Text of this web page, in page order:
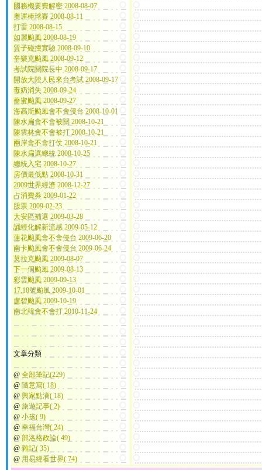
國務機要費解密 2008-08-07
奧運棒球賽 2008-08-11
打雷 2008-08-15
如麗颱風 2008-08-19
質子碰撞實驗 2008-09-10
辛樂克颱風 2008-09-12
考試院關院長中 2008-09-17
開放大陸人民來台考試 2008-09-17
毒奶消失 2008-09-24
薔蜜颱風 2008-09-27
海高斯颱風會不會侵台 2008-10-01
陳水扁會不會被關 2008-10-21
陳雲林會不會被打 2008-10-21
兩岸會不會打仗 2008-10-21
陳水扁選總統 2008-10-25
總統入宅 2008-10-27
房價最低點 2008-10-31
2009世界經濟 2008-12-27
占消費券 2009-01-22
股票 2009-02-23
大安區補選 2009-03-28
誦經化解新流感 2009-05-12
蓮花颱風會不會侵台 2009-06-20
南卡颱風會不會侵台 2009-06-24
莫拉克颱風 2009-08-07
下一個颱風 2009-08-13
彩雲颱風 2009-09-13
17,18號颱風 2009-10-01
盧碧颱風 2009-10-19
南北韓會不會打 2010-11-24
文章分類
@ 全部筆記(229)
@ 隨意寫( 18)
@ 興家點滴( 18)
@ 旅遊記事( 2)
@ 小孩( 9)
@ 幸福台灣( 24)
@ 部洛格政論( 49)
@ 雜記( 35)
@ 用易經看世界( 74)